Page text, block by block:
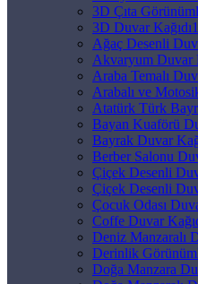
3D Çıta
3D Duvar Kağıdı
Ağaç Desenli
Akvaryum Duvar
Araba Temalı
Arabalı ve
Atatürk Türk
Bayan Kuaförü
Bayrak Duvar
Berber Salonu
Çiçek Desenli
Çiçek Desenli
Çocuk Odası
Coffe Duvar
Deniz Manzaralı
Derinlik
Doğa Manzara